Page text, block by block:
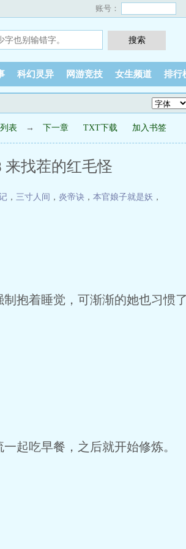
账号：
科幻灵异 网游竞技 女生频道 排行
表 → 下一章 TXT下载 加入书签
来找茬的红毛怪
， 三寸人间 ， 炎帝诀 ， 本官娘子就是妖 ，
抱着睡觉，可渐渐的她也习惯
起吃早餐，之后就开始修炼。